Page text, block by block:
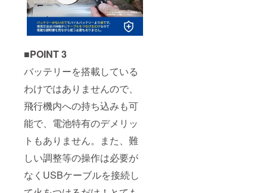
■POINT 3
バッテリーを搭載している
わけではありませんので、
飛行機内への持ち込みも可
能で、電池特有のデメリッ
トもありません。また、難
しい調整等の操作は必要が
なくUSBケーブルを接続し